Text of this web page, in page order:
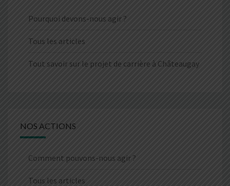
Pourquoi devons-nous agir ?
Tous les articles
Tout savoir sur le projet de carrière à Châteaugay
NOS ACTIONS
Comment pouvons-nous agir ?
Tous les articles